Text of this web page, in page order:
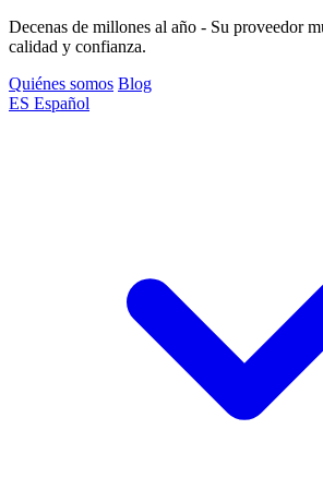
Decenas de millones al año - Su proveedor
calidad y confianza.
Quiénes somos Blog
ES Español